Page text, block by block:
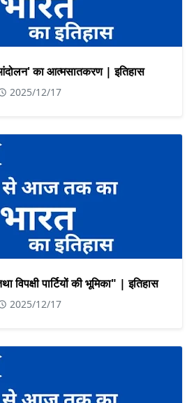
का आत्मसातकरण | इतिहास
2025/12/17
विपक्षी पार्टियों की भूमिका" | इतिहास
2025/12/17